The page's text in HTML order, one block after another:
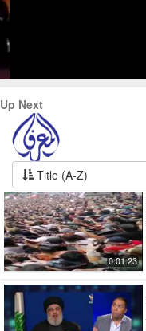
Up Next
Title (A-Z)
0:01:23